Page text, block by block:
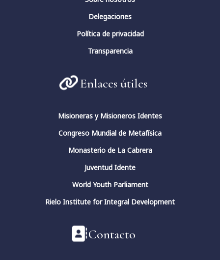
Delegaciones
Política de privacidad
Transparencia
Enlaces útiles
Misioneras y Misioneros Identes
Congreso Mundial de Metafísica
Monasterio de La Cabrera
Juventud Idente
World Youth Parliament
Rielo Institute for Integral Development
Contacto